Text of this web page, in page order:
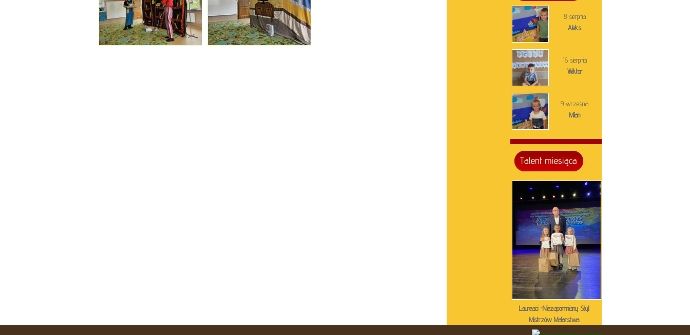
8 sierpnia
Aleks
16 sierpnia
Wiktor
9 września
Milan
Laureaci -Niezapomniany Styl
Mistrzów Malarstwa